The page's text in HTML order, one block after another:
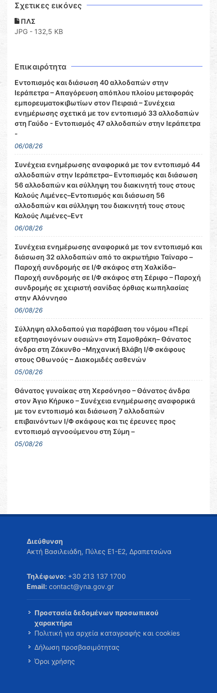
Σχετικες εικόνες
ΠΛΣ
JPG - 132,5 KB
Επικαιρότητα
Εντοπισμός και διάσωση 40 αλλοδαπών στην
Ιεράπετρα – Απαγόρευση απόπλου πλοίου μεταφοράς
εμπορευματοκιβωτίων στον Πειραιά – Συνέχεια
ενημέρωσης σχετικά με τον εντοπισμό 33 αλλοδαπών
στη Γαύδο - Εντοπισμός 47 αλλοδαπών στην Ιεράπετρα
-
06/08/26
Συνέχεια ενημέρωσης αναφορικά με τον εντοπισμό 44
αλλοδαπών στην Ιεράπετρα– Εντοπισμός και διάσωση
56 αλλοδαπών και σύλληψη του διακινητή τους στους
Καλούς Λιμένες–Εντοπισμός και διάσωση 56
αλλοδαπών και σύλληψη του διακινητή τους στους
Καλούς Λιμένες–Εντ
06/08/26
Συνέχεια ενημέρωσης αναφορικά με τον εντοπισμό και
διάσωση 32 αλλοδαπών από το ακρωτήριο Ταίναρο –
Παροχή συνδρομής σε Ι/Φ σκάφος στη Χαλκίδα–
Παροχή συνδρομής σε Ι/Φ σκάφος στη Σέριφο – Παροχή
συνδρομής σε χειριστή σανίδας όρθιας κωπηλασίας
στην Αλόννησο
06/08/26
Σύλληψη αλλοδαπού για παράβαση του νόμου «Περί
εξαρτησιογόνων ουσιών» στη Σαμοθράκη– Θάνατος
άνδρα στη Ζάκυνθο –Μηχανική Βλάβη Ι/Φ σκάφους
στους Οθωνούς – Διακομιδές ασθενών
05/08/26
Θάνατος γυναίκας στη Χερσόνησο – Θάνατος άνδρα
στον Άγιο Κήρυκο – Συνέχεια ενημέρωσης αναφορικά
με τον εντοπισμό και διάσωση 7 αλλοδαπών
επιβαινόντων Ι/Φ σκάφους και τις έρευνες προς
εντοπισμό αγνοούμενου στη Σύμη –
05/08/26
Διεύθυνση
Ακτή Βασιλειάδη, Πύλες Ε1-Ε2, Δραπετσώνα
Τηλέφωνο: +30 213 137 1700
Email: contact@yna.gov.gr
Προστασία δεδομένων προσωπικού
χαρακτήρα
Πολιτική για αρχεία καταγραφής και cookies
Δήλωση προσβασιμότητας
Όροι χρήσης